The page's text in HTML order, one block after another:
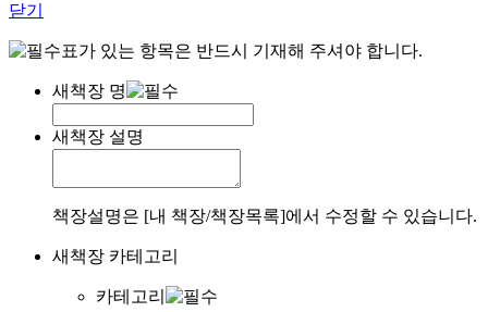
닫기
표가 있는 항목은 반드시 기재해 주셔야 합니다.
새책장 명
새책장 설명
책장설명은 [내 책장/책장목록]에서 수정할 수 있습니다.
새책장 카테고리
카테고리